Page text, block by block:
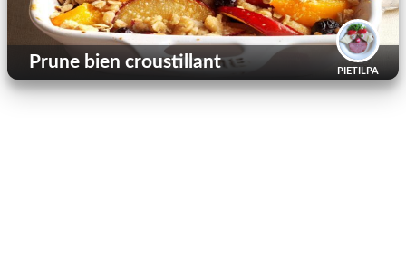
PIETILPA
Prune bien croustillant